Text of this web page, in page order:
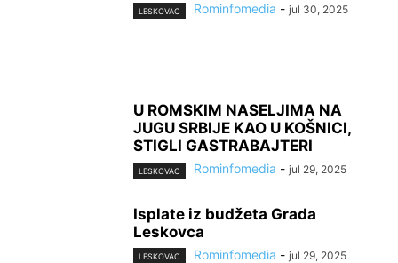
LESKOVAC Rominfomedia - jul 30, 2025
U ROMSKIM NASELJIMA NA
JUGU SRBIJE KAO U KOŠNICI,
STIGLI GASTRABAJTERI
LESKOVAC Rominfomedia - jul 29, 2025
Isplate iz budžeta Grada
Leskovca
LESKOVAC Rominfomedia - jul 29, 2025